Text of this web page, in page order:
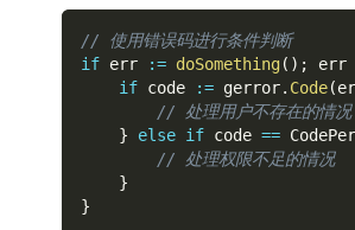
// 使用错误码进行条件判断
if err := doSomething( ) ; err
if code := gerror. Code(
// 处理用户不存在的情况
}
else if code ==
// 处理权限不足的情况
}
}